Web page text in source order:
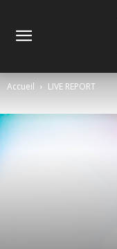
Accueil LIVE REPORT